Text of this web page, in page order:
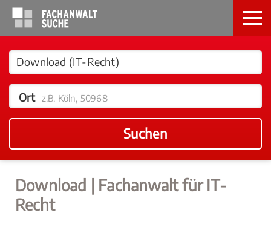
Ort z.B. Köln, 50968
Suchen
Download | Fachanwalt für IT-
Recht